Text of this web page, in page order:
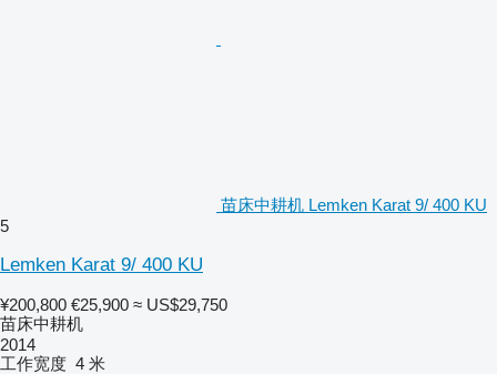
苗床中耕机 Lemken Karat 9/ 400 KU
5
Lemken Karat 9/ 400 KU
¥200,800 €25,900 ≈ US$29,750
苗床中耕机
2014
工作宽度 4 米